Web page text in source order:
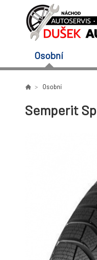
Osobní
Osobní
Semperit